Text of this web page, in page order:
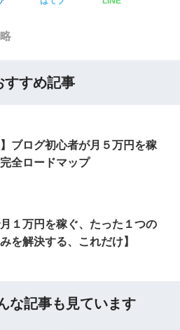
すすめ記事
】ブログ初心者が月５万円を稼
全ロードマップ
１万円を稼ぐ、たった１つの
を解決する、これだけ】
な記事も見ています